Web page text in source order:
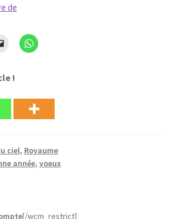
deMes
pour
cette
!
ciel, Royaume
année, voeux
[/wcm_restrict]